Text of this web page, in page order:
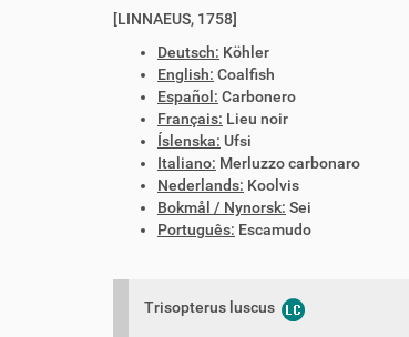
[LINNAEUS, 1758]
Deutsch: Köhler
English: Coalfish
Español: Carbonero
Français: Lieu noir
Íslenska: Ufsi
Italiano: Merluzzo carbonaro
Nederlands: Koolvis
Bokmål / Nynorsk: Sei
Português: Escamudo
Trisopterus luscus